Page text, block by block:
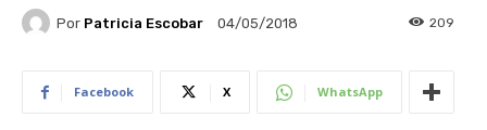
Por Patricia Escobar 04/05/2018 209
Facebook X WhatsApp